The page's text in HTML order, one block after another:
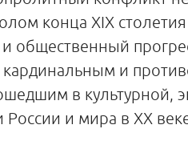
конца XIX
и общественный
кардинальным и
в культурной,
и мира в XX